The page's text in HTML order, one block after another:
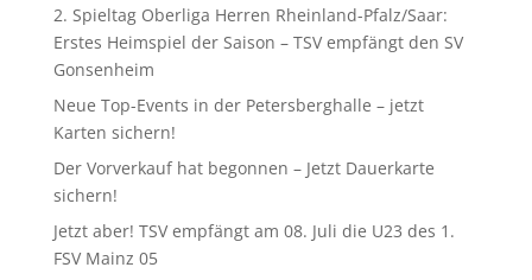
2. Spieltag Oberliga Herren Rheinland-Pfalz/Saar:
Erstes Heimspiel der Saison – TSV empfängt den SV
Gonsenheim
Neue Top-Events in der Petersberghalle – jetzt
Karten sichern!
Der Vorverkauf hat begonnen – Jetzt Dauerkarte
sichern!
Jetzt aber! TSV empfängt am 08. Juli die U23 des 1.
FSV Mainz 05